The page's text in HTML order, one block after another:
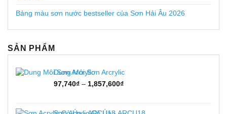
Bảng màu sơn nước bestseller của Sơn Hải Âu 2026
SẢN PHẨM
Dung Môi Sơn Arcrylic
97,740₫ – 1,857,600₫Khoảng
97,740₫